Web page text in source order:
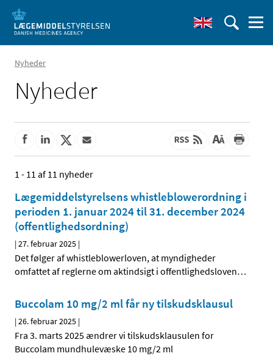
Nyheder
Nyheder
1 - 11 af 11 nyheder
Lægemiddelstyrelsens whistleblowerordning i
perioden 1. januar 2024 til 31. december 2024
(offentlighedsordning)
|27. februar 2025 |
Det følger af whistleblowerloven, at myndigheder
omfattet af reglerne om aktindsigt i offentlighedsloven…
Buccolam 10 mg/2 ml får ny tilskudsklausul
|26. februar 2025 |
Fra 3. marts 2025 ændrer vi tilskudsklausulen for
Buccolam mundhulevæske 10 mg/2 ml